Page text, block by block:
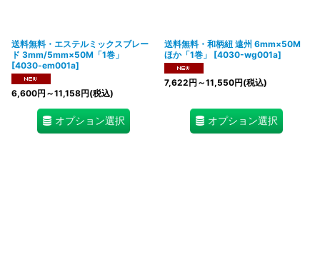
送料無料・エステルミックスブレー
ド 3mm/5mm×50M「1巻」
[4030-em001a]
6,600円 ～11,158円(税込)
オプション選択
送料無料・和柄紐 遠州 6mm×50M
ほか「1巻」
[4030-wg001a]
7,622円 ～11,550円(税込)
オプション選択